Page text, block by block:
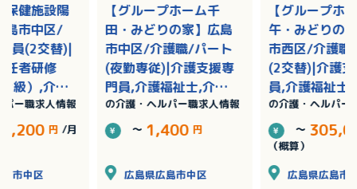
【グループホーム千
田・みどりの家】広島
市中区/介護職/パート
(夜勤専従)|介護支援専
門員,介護福祉士,介護
職員初任者研修（ヘル
パー2級）,介護職員実
務者研修（ヘルパー1
級）
の介護・ヘルパー職求人情報
～ 1,400 円
広島県広島市中区
【グループホ
午・みどりの
市西区/介護職
(2交替)|介護支
員,介護福祉士,
員初任者研修
ー2級）,介護
者研修（ヘル
級）/賞与あり
の介護・ヘルパー
～
（概算）
広島県広島市
保健施設陽
島市中区/
員(2交替)|
任者研修
2級）,介護
研修（ヘル
賞与あり
ー職求人情報
円 /月
市中区